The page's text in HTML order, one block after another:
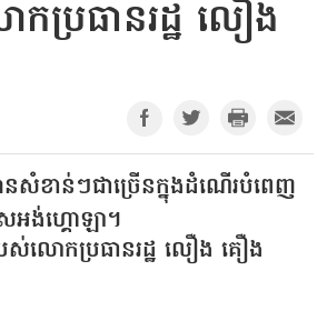
ប្រធានរដ្ឋ លឿង
នសំខាន់ៗជាច្រើនក្នុងដំណើរបំពេញ
សអង់ហ្គោឡា។
បស់លោកប្រធានរដ្ឋ លឿង គឿង